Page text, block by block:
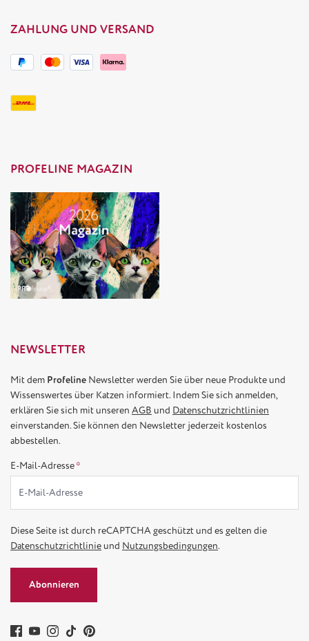
ZAHLUNG UND VERSAND
PROFELINE MAGAZIN
NEWSLETTER
Mit dem Profeline Newsletter werden Sie über neue Produkte und
Wissenswertes über Katzen informiert. Indem Sie sich anmelden,
erklären Sie sich mit unseren AGB und Datenschutzrichtlinien
einverstanden. Sie können den Newsletter jederzeit kostenlos
abbestellen.
E-Mail-Adresse*
Diese Seite ist durch reCAPTCHA geschützt und es gelten die
Datenschutzrichtlinieund Nutzungsbedingungen.
Abonnieren